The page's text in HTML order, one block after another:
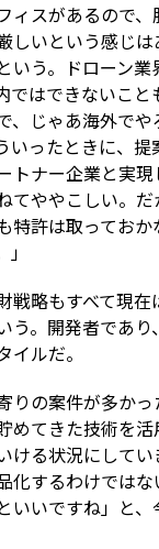
ィスがあるので
しいという感じ
いう。ドローン
ではできないこと
、じゃあ海外で
いったときに、提
トナー企業と実
てややこしい。
特許は取ってお
戦略もすべて現
う。開発者であ
イルだ。
りの案件が多か
めてきた技術を
ける状況にして
化するわけでは
いいですね」と